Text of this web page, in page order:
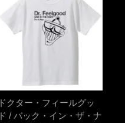
ドクター・フィールグッ
ド / バック・イン・ザ・ナ